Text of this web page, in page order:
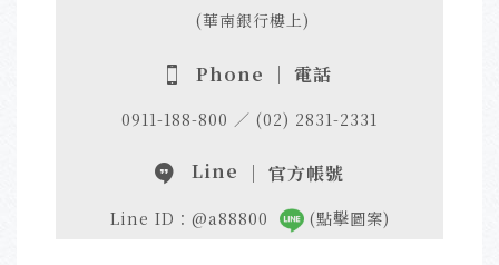
(華南銀行樓上)
Phone ｜ 電話
0911-188-800 ／ (02) 2831-2331
Line ｜ 官方帳號
Line ID：@a88800 (點擊圖案)